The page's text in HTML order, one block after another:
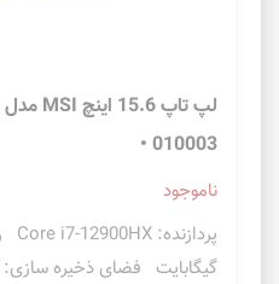
• 010003
ناموجود
گیگابایت فضای ذخیره سازی: 1TB SSD